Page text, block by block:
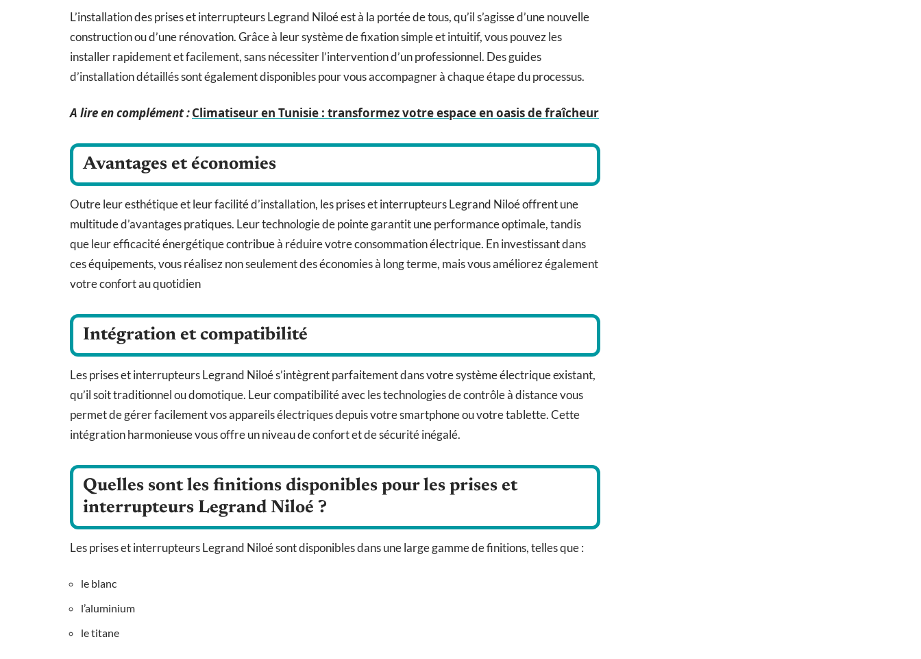
L’installation des prises et interrupteurs Legrand Niloé est à la portée de tous, qu’il s’agisse d’une nouvelle
construction ou d’une rénovation. Grâce à leur système de fixation simple et intuitif, vous pouvez les
installer rapidement et facilement, sans nécessiter l’intervention d’un professionnel. Des guides
d’installation détaillés sont également disponibles pour vous accompagner à chaque étape du processus.
A lire en complément :Climatiseur en Tunisie : transformez votre espace en oasis de fraîcheur
Avantages et économies
Outre leur esthétique et leur facilité d’installation, les prises et interrupteurs Legrand Niloé offrent une
multitude d’avantages pratiques. Leur technologie de pointe garantit une performance optimale, tandis
que leur efficacité énergétique contribue à réduire votre consommation électrique. En investissant dans
ces équipements, vous réalisez non seulement des économies à long terme, mais vous améliorez également
votre confort au quotidien
Intégration et compatibilité
Les prises et interrupteurs Legrand Niloé s’intègrent parfaitement dans votre système électrique existant,
qu’il soit traditionnel ou domotique. Leur compatibilité avec les technologies de contrôle à distance vous
permet de gérer facilement vos appareils électriques depuis votre smartphone ou votre tablette. Cette
intégration harmonieuse vous offre un niveau de confort et de sécurité inégalé.
Quelles sont les finitions disponibles pour les prises et
interrupteurs Legrand Niloé ?
Les prises et interrupteurs Legrand Niloé sont disponibles dans une large gamme de finitions, telles que :
le blanc
l’aluminium
le titane